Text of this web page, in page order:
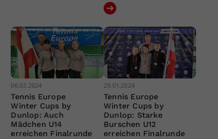
06.02.2024
Tennis Europe
Winter Cups by
Dunlop: Auch
Mädchen U14
erreichen Finalrunde
29.01.2024
Tennis Europe
Winter Cups by
Dunlop: Starke
Burschen U12
erreichen Finalrunde